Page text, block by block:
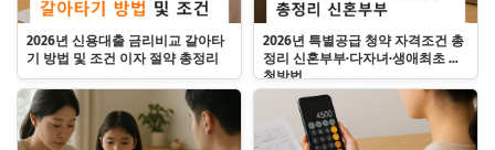
2026년 신용대출 금리비교 갈아타
기 방법 및 조건 이자 절약 총정리
2026년 특별공급 청약 자격조건 총
정리 신혼부부·다자녀·생애최초 신
청방법